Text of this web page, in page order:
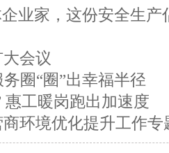
企业家，这份安全生产
会议
圈“圈”出幸福半径
惠工暖岗跑出加速度
商环境优化提升工作专